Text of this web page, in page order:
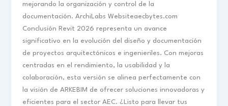
mejorando la organización y control de la
documentación. ArchiLabs Websiteaecbytes.com
Conclusión Revit 2026 representa un avance
significativo en la evolución del diseño y documentación
de proyectos arquitectónicos e ingenieriles. Con mejoras
centradas en el rendimiento, la usabilidad y la
colaboración, esta versión se alinea perfectamente con
la visión de ARKEBIM de ofrecer soluciones innovadoras y
eficientes para el sector AEC. ¿Listo para llevar tus